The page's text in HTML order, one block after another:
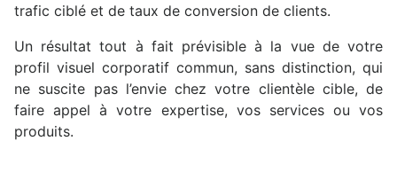
trafic ciblé et de taux de conversion de clients.
Un résultat tout à fait prévisible à la vue de votre
profil visuel corporatif commun, sans distinction, qui
ne suscite pas l’envie chez votre clientèle cible, de
faire appel à votre expertise, vos services ou vos
produits.